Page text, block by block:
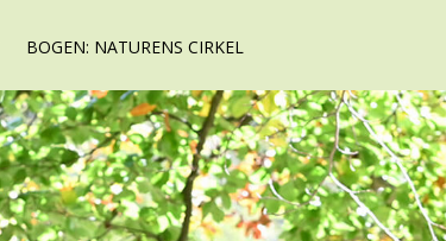
BOGEN: NATURENS CIRKEL